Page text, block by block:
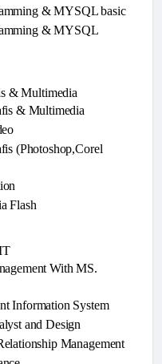
& MYSQL basic
& MYSQL
& Multimedia
& Multimedia
(Photoshop,Corel
Flash
With MS.
Information System
and Design
Management